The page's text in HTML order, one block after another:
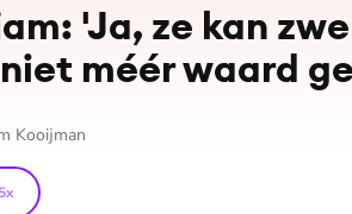
'Ja, ze kan
méér waard
Kooijman
x